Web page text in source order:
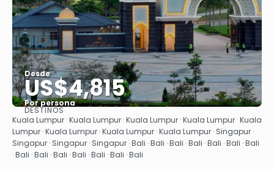
Desde
US$4,815
Por persona
Ver
DESTINOS
Kuala Lumpur · Kuala Lumpur · Kuala Lumpur · Kuala Lumpur · Kuala
Lumpur · Kuala Lumpur · Kuala Lumpur · Kuala Lumpur · Singapur ·
Singapur · Singapur · Singapur · Bali · Bali · Bali · Bali · Bali · Bali · Bali
· Bali · Bali · Bali · Bali · Bali · Bali · Bali